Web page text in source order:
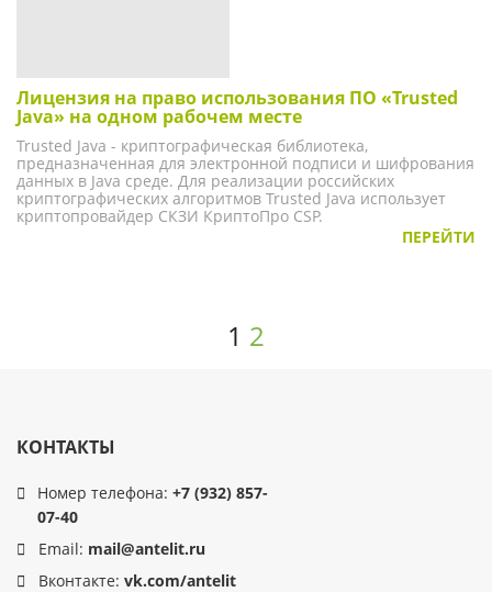
Лицензия на право использования ПО «Trusted
Java» на одном рабочем месте
Trusted Java - криптографическая библиотека,
предназначенная для электронной подписи и шифрования
данных в Java среде. Для реализации российских
криптографических алгоритмов Trusted Java использует
криптопровайдер СКЗИ КриптоПро CSP.
ПЕРЕЙТИ
1 2
КОНТАКТЫ
Номер телефона: +7 (932) 857-
07-40
Email: mail@antelit.ru
Вконтакте: vk.com/antelit